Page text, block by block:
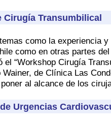
Cirugía Transumbilical
como la experiencia
como en otras partes
el “Workshop Cirugía
de Clínica Las
al alcance de los
Urgencias